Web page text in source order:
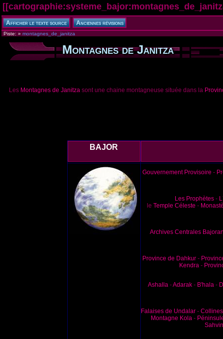
[[
Piste: » montagnes_de_janitza
Montagnes de Janitza
Les Montagnes de Janitzasont une chaine montagneuse située dans la
BAJOR
Gouvernement Provisoire -
Les Prophètes -
le Temple Céleste -
Archives Centrales
Province de Dahkur-
Kendra -
Ashalla-Adarak- B'hala-
Falaises de Undalar -
Montagne Kola -